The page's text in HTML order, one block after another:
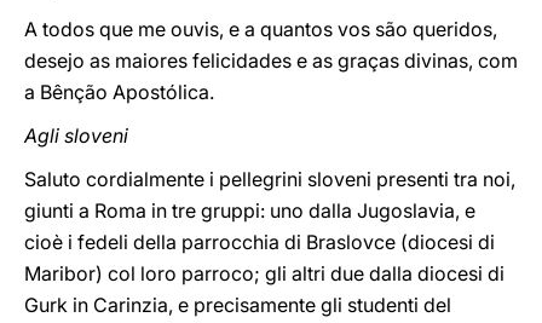
A todos que me ouvis, e a quantos vos são queridos,
desejo as maiores felicidades e as graças divinas, com
a Bênção Apostólica.
Agli sloveni
Saluto cordialmente i pellegrini sloveni presenti tra noi,
giunti a Roma in tre gruppi: uno dalla Jugoslavia, e
cioè i fedeli della parrocchia di Braslovce (diocesi di
Maribor) col loro parroco; gli altri due dalla diocesi di
Gurk in Carinzia, e precisamente gli studenti del